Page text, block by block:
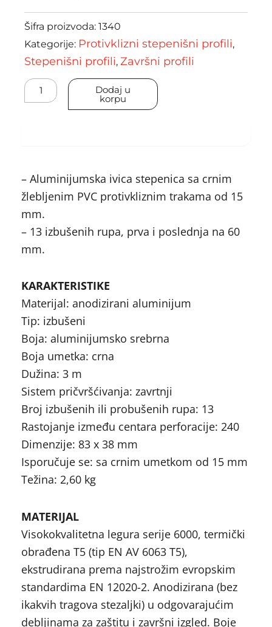
Šifra proizvoda: 1340
Kategorije: Protivklizni stepenišni profili,
Stepenišni profili, Završni profili
Dvostruko
rebrasta
Dodaj u
korpu
– Aluminijumska ivica stepenica sa crnim
žlebljenim PVC protivkliznim trakama od 15
mm.
– 13 izbušenih rupa, prva i poslednja na 60
mm.
KARAKTERISTIKE
Materijal: anodizirani aluminijum
Tip: izbušeni
Boja: aluminijumsko srebrna
Boja umetka: crna
Dužina: 3 m
Sistem pričvršćivanja: zavrtnji
Broj izbušenih ili probušenih rupa: 13
Rastojanje između centara perforacije: 240
Dimenzije: 83 x 38 mm
Isporučuje se: sa crnim umetkom od 15 mm
Težina: 2,60 kg
MATERIJAL
Visokokvalitetna legura serije 6000, termički
obrađena T5 (tip EN AV 6063 T5),
ekstrudirana prema najstrožim evropskim
standardima EN 12020-2. Anodizirana (bez
ikakvih tragova stezaljki) u odgovarajućim
debljinama za zaštitu i završni izgled. Boje